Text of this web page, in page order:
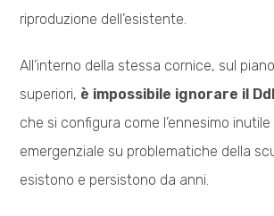
riproduzione dell’esistente.
All’interno della stessa cornice, sul
superiori, è impossibile ignorare il
che si configura come l’ennesimo
emergenziale su problematiche della
esistono e persistono da anni.